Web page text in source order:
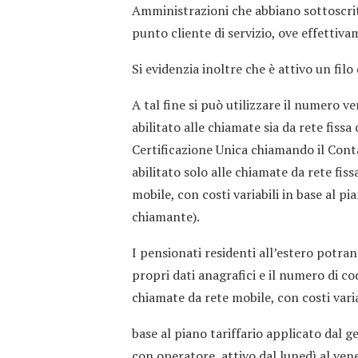
Amministrazioni che abbiano
punto cliente di servizio, ove
Si evidenzia inoltre che è attivo un
A tal fine si può utilizzare il numero
abilitato alle chiamate sia da rete
Certificazione Unica chiamando il
abilitato solo alle chiamate da rete
mobile, con costi variabili in base al
chiamante).
I pensionati residenti all’estero
propri dati anagrafici e il numero di
chiamate da rete mobile, con costi
base al piano tariffario applicato dal